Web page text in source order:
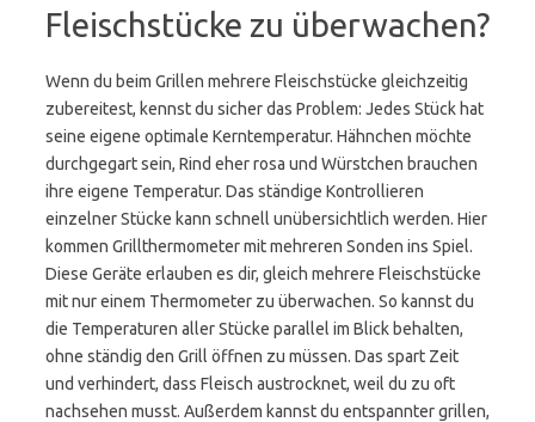
Fleischstücke zu überwachen?
Wenn du beim Grillen mehrere Fleischstücke gleichzeitig
zubereitest, kennst du sicher das Problem: Jedes Stück hat
seine eigene optimale Kerntemperatur. Hähnchen möchte
durchgegart sein, Rind eher rosa und Würstchen brauchen
ihre eigene Temperatur. Das ständige Kontrollieren
einzelner Stücke kann schnell unübersichtlich werden. Hier
kommen Grillthermometer mit mehreren Sonden ins Spiel.
Diese Geräte erlauben es dir, gleich mehrere Fleischstücke
mit nur einem Thermometer zu überwachen. So kannst du
die Temperaturen aller Stücke parallel im Blick behalten,
ohne ständig den Grill öffnen zu müssen. Das spart Zeit
und verhindert, dass Fleisch austrocknet, weil du zu oft
nachsehen musst. Außerdem kannst du entspannter grillen,